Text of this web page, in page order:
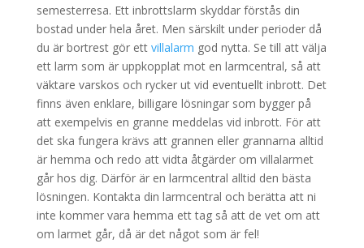
semesterresa. Ett inbrottslarm skyddar förstås din
bostad under hela året. Men särskilt under perioder då
du är bortrest gör ett villalarm god nytta. Se till att välja
ett larm som är uppkopplat mot en larmcentral, så att
väktare varskos och rycker ut vid eventuellt inbrott. Det
finns även enklare, billigare lösningar som bygger på
att exempelvis en granne meddelas vid inbrott. För att
det ska fungera krävs att grannen eller grannarna alltid
är hemma och redo att vidta åtgärder om villalarmet
går hos dig. Därför är en larmcentral alltid den bästa
lösningen. Kontakta din larmcentral och berätta att ni
inte kommer vara hemma ett tag så att de vet om att
om larmet går, då är det något som är fel!